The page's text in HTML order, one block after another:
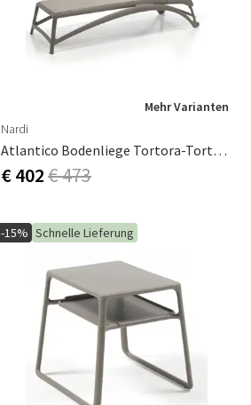
Mehr Varianten
Nardi
Atlantico Bodenliege Tortora-Tortora
€ 402€ 473
-15% Schnelle Lieferung